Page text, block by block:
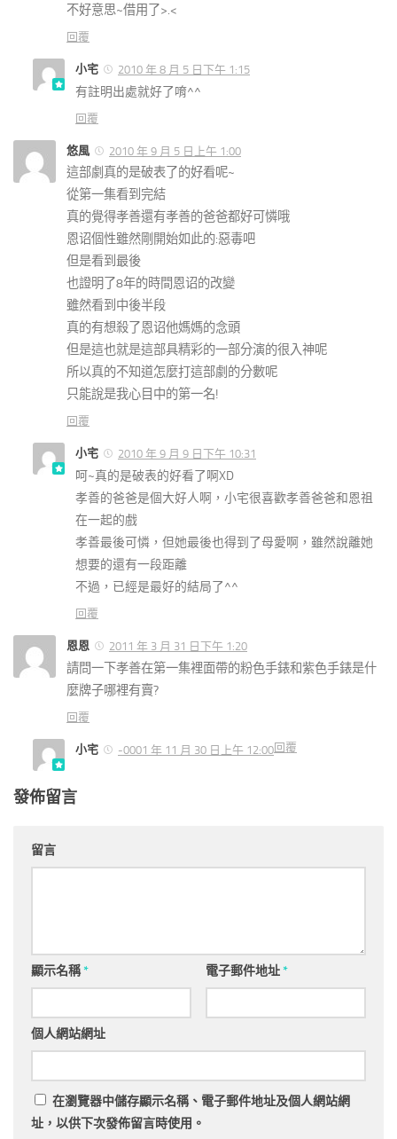
不好意思~借用了>.<
回覆
小宅 2010 年 8 月 5 日下午 1:15
有註明出處就好了唷^^
回覆
悠風 2010 年 9 月 5 日上午 1:00
這部劇真的是破表了的好看呢~
從第一集看到完結
真的覺得孝善還有孝善的爸爸都好可憐哦
恩诏個性雖然剛開始如此的:惡毒吧
但是看到最後
也證明了8年的時間恩诏的改變
雖然看到中後半段
真的有想殺了恩诏他媽媽的念頭
但是這也就是這部具精彩的一部分演的很入神呢
所以真的不知道怎麼打這部劇的分數呢
只能說是我心目中的第一名!
回覆
小宅 2010 年 9 月 9 日下午 10:31
呵~真的是破表的好看了啊XD
孝善的爸爸是個大好人啊，小宅很喜歡孝善爸爸和恩祖
在一起的戲
孝善最後可憐，但她最後也得到了母愛啊，雖然說離她
想要的還有一段距離
不過，已經是最好的結局了^^
回覆
恩恩 2011 年 3 月 31 日下午 1:20
請問一下孝善在第一集裡面帶的粉色手錶和紫色手錶是什
麼牌子哪裡有賣?
回覆
小宅 -0001 年 11 月 30 日上午 12:00回覆
發佈留言
留言
顯示名稱* 電子郵件地址*
個人網站網址
在瀏覽器中儲存顯示名稱、電子郵件地址及個人網站網
址，以供下次發佈留言時使用。